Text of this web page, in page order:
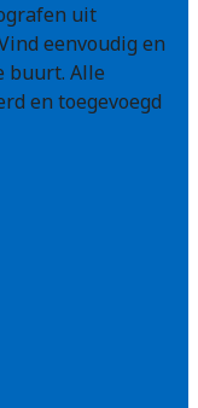
uit
eenvoudig en
buurt. Alle
en toegevoegd